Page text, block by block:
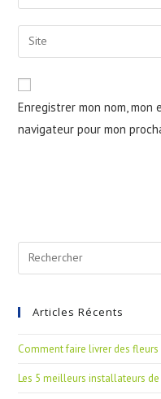
Enregistrer mon nom,
navigateur pour mon
Articles Récents
Comment faire livrer des
Les 5 meilleurs installateurs